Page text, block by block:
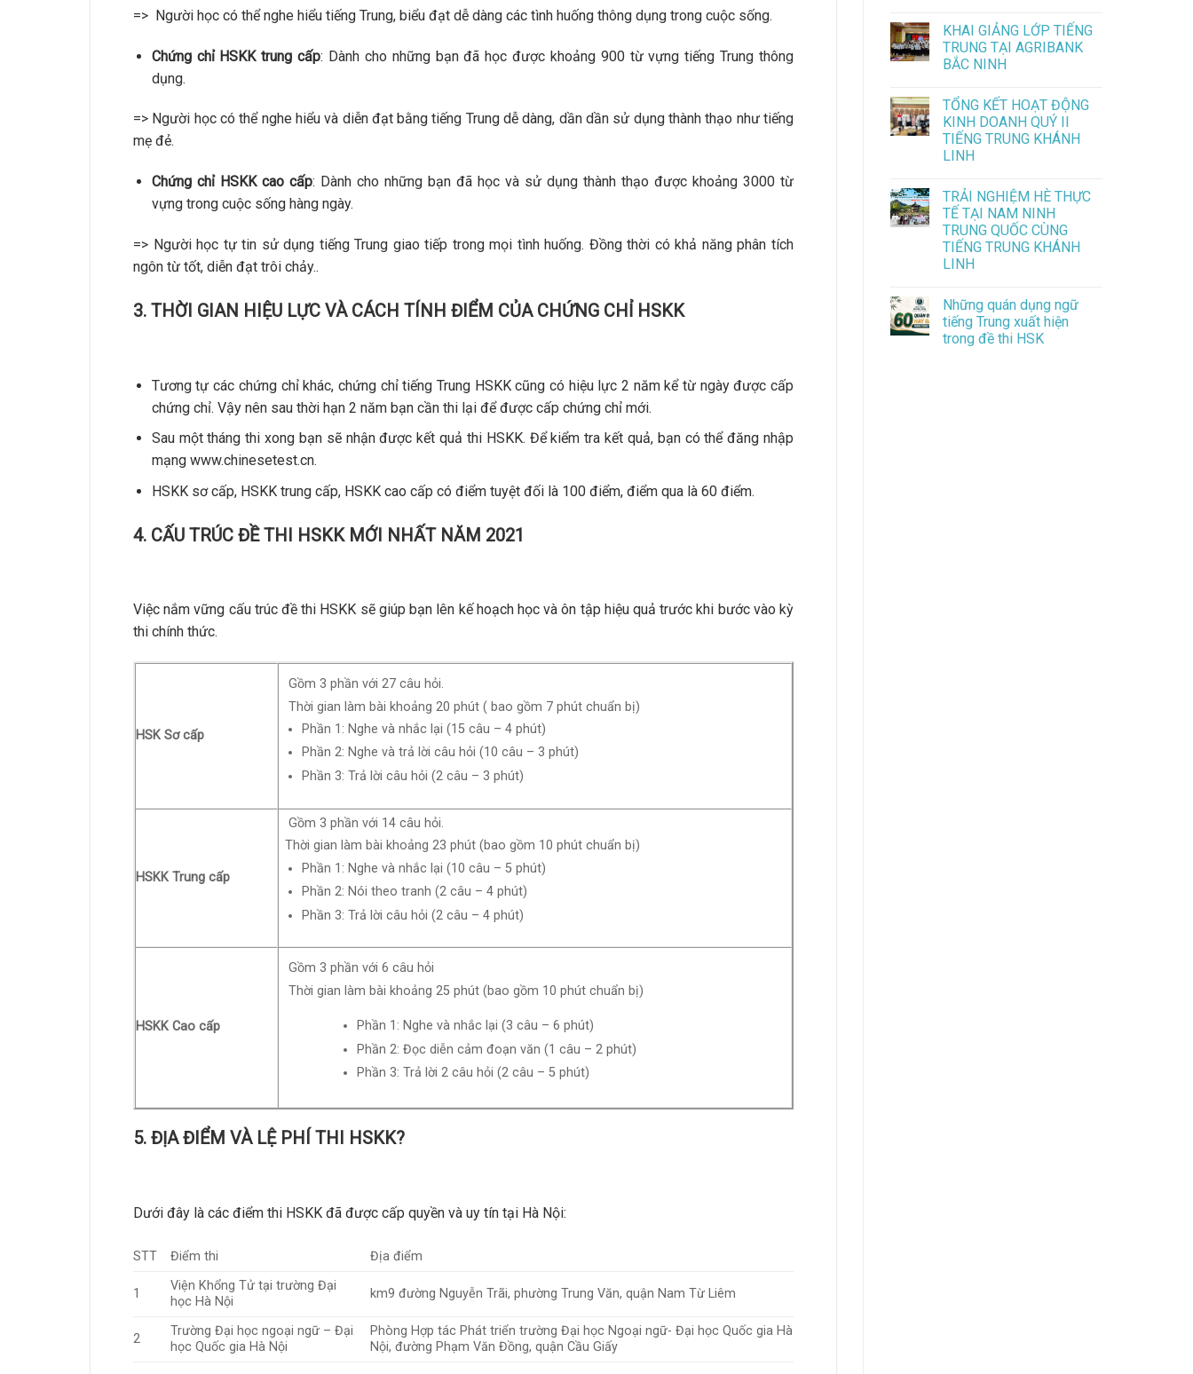
=> Người học có thể nghe hiểu tiếng Trung, biểu đạt dễ dàng các tình huống thông dụng trong cuộc sống.
Chứng chỉ HSKK trung cấp: Dành cho những bạn đã học được khoảng 900 từ vựng tiếng Trung thông
dụng.
=> Người học có thể nghe hiểu và diễn đạt bằng tiếng Trung dễ dàng, dần dần sử dụng thành thạo như tiếng
mẹ đẻ.
Chứng chỉ HSKK cao cấp: Dành cho những bạn đã học và sử dụng thành thạo được khoảng 3000 từ
vựng trong cuộc sống hàng ngày.
=> Người học tự tin sử dụng tiếng Trung giao tiếp trong mọi tình huống. Đồng thời có khả năng phân tích
ngôn từ tốt, diễn đạt trôi chảy..
3. THỜI GIAN HIỆU LỰC VÀ CÁCH TÍNH ĐIỂM CỦA CHỨNG CHỈ HSKK
Tương tự các chứng chỉ khác, chứng chỉ tiếng Trung HSKK cũng có hiệu lực 2 năm kể từ ngày được cấp
chứng chỉ. Vậy nên sau thời hạn 2 năm bạn cần thi lại để được cấp chứng chỉ mới.
Sau một tháng thi xong bạn sẽ nhận được kết quả thi HSKK. Để kiểm tra kết quả, bạn có thể đăng nhập
mạng www.chinesetest.cn.
HSKK sơ cấp, HSKK trung cấp, HSKK cao cấp có điểm tuyệt đối là 100 điểm, điểm qua là 60 điểm.
4. CẤU TRÚC ĐỀ THI HSKK MỚI NHẤT NĂM 2021
Việc nắm vững cấu trúc đề thi HSKK sẽ giúp bạn lên kế hoạch học và ôn tập hiệu quả trước khi bước vào kỳ
thi chính thức.
HSK Sơ cấp
Gồm 3 phần với 27 câu hỏi.
Thời gian làm bài khoảng 20 phút ( bao gồm 7 phút chuẩn bị)
Phần 1: Nghe và nhắc lại (15 câu – 4 phút)
Phần 2: Nghe và trả lời câu hỏi (10 câu – 3 phút)
Phần 3: Trả lời câu hỏi (2 câu – 3 phút)
HSKK Trung cấp
Gồm 3 phần với 14 câu hỏi.
Thời gian làm bài khoảng 23 phút (bao gồm 10 phút chuẩn bị)
Phần 1: Nghe và nhắc lại (10 câu – 5 phút)
Phần 2: Nói theo tranh (2 câu – 4 phút)
Phần 3: Trả lời câu hỏi (2 câu – 4 phút)
HSKK Cao cấp
Gồm 3 phần với 6 câu hỏi
Thời gian làm bài khoảng 25 phút (bao gồm 10 phút chuẩn bị)
Phần 1: Nghe và nhắc lại (3 câu – 6 phút)
Phần 2: Đọc diễn cảm đoạn văn (1 câu – 2 phút)
Phần 3: Trả lời 2 câu hỏi (2 câu – 5 phút)
5. ĐỊA ĐIỂM VÀ LỆ PHÍ THI HSKK?
Dưới đây là các điểm thi HSKK đã được cấp quyền và uy tín tại Hà Nội:
STT Điểm thi Địa điểm
1
Viện Khổng Tử tại trường Đại
học Hà Nội
km9 đường Nguyễn Trãi, phường Trung Văn, quận Nam Từ Liêm
2
Trường Đại học ngoại ngữ – Đại
học Quốc gia Hà Nội
Phòng Hợp tác Phát triển trường Đại học Ngoại ngữ- Đại học Quốc gia Hà
Nội, đường Phạm Văn Đồng, quận Cầu Giấy
KHAI GIẢNG LỚP TIẾNG
TRUNG TẠI AGRIBANK
BẮC NINH
TỔNG KẾT HOẠT ĐỘNG
KINH DOANH QUÝ II
TIẾNG TRUNG KHÁNH
LINH
TRẢI NGHIỆM HÈ THỰC
TẾ TẠI NAM NINH
TRUNG QUỐC CÙNG
TIẾNG TRUNG KHÁNH
LINH
Những quán dụng ngữ
tiếng Trung xuất hiện
trong đề thi HSK